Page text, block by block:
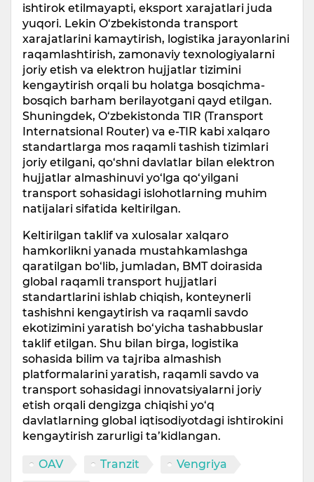
ishtirok etilmayapti, eksport xarajatlari juda
yuqori. Lekin O‘zbekistonda transport
xarajatlarini kamaytirish, logistika jarayonlarini
raqamlashtirish, zamonaviy texnologiyalarni
joriy etish va elektron hujjatlar tizimini
kengaytirish orqali bu holatga bosqichma-
bosqich barham berilayotgani qayd etilgan.
Shuningdek, O‘zbekistonda TIR (Transport
Internatsional Router) va e-TIR kabi xalqaro
standartlarga mos raqamli tashish tizimlari
joriy etilgani, qo‘shni davlatlar bilan elektron
hujjatlar almashinuvi yo‘lga qo‘yilgani
transport sohasidagi islohotlarning muhim
natijalari sifatida keltirilgan.
Keltirilgan taklif va xulosalar xalqaro
hamkorlikni yanada mustahkamlashga
qaratilgan bo‘lib, jumladan, BMT doirasida
global raqamli transport hujjatlari
standartlarini ishlab chiqish, konteynerli
tashishni kengaytirish va raqamli savdo
ekotizimini yaratish bo‘yicha tashabbuslar
taklif etilgan. Shu bilan birga, logistika
sohasida bilim va tajriba almashish
platformalarini yaratish, raqamli savdo va
transport sohasidagi innovatsiyalarni joriy
etish orqali dengizga chiqishi yo‘q
davlatlarning global iqtisodiyotdagi ishtirokini
kengaytirish zarurligi ta’kidlangan.
OAV Tranzit
Vengriya